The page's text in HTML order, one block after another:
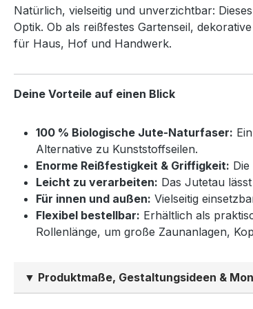
Natürlich, vielseitig und unverzichtbar:
Optik. Ob als reißfestes Gartenseil,
für Haus, Hof und Handwerk.
Deine Vorteile auf einen Blick
100 % Biologische Jute-Naturfaser:
Alternative zu Kunststoffseilen.
Enorme Reißfestigkeit & Griffigkeit:
Leicht zu verarbeiten: Das Jutetau
Für innen und außen: Vielseitig
Flexibel bestellbar: Erhältlich als
Rollenlänge, um große Zaunanlagen,
▼ Produktmaße, Gestaltungsideen &